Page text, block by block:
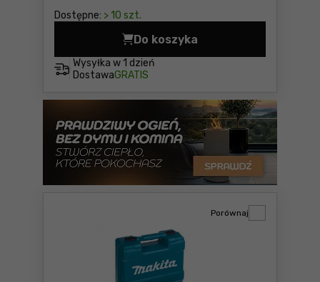
Dostępne: > 10 szt.
Wysyłka w 1 dzień
DostawaGRATIS
Do koszyka
Opalarka Makita HG5030K
Porównaj